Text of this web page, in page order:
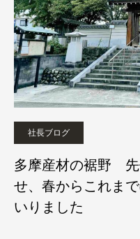
社長ブログ
多摩産材の裾野 先
せ、春からこれま
いりました